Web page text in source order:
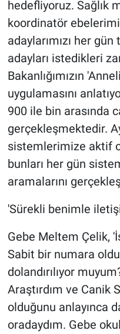
hedefliyoruz. Sağlık
koordinatör
adaylarımızı her
adayları istedikleri
Bakanlığımızın
uygulamasını
900 ile bin arasında
gerçekleşmektedir.
sistemlerimize aktif
bunları her gün
aramalarını
'Sürekli benimle
Gebe Meltem Çelik,
Sabit bir numara
dolandırılıyor
Araştırdım ve Canik
olduğunu anlayınca
oradaydım. Gebe